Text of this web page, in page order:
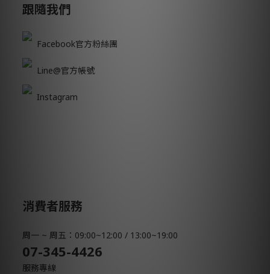
跟隨我們
Facebook官方粉絲團
Line@官方帳號
Instagram
消費者服務
周一 ~ 周五：09:00~12:00 / 13:00~19:00
07-345-4426
服務專線